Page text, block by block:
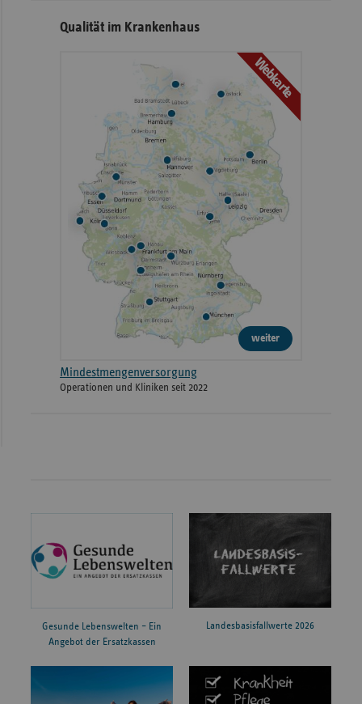
Qualität im Krankenhaus
Webkarte
weiter
Mindestmengenversorgung
Operationen und Kliniken seit 2022
Gesunde Lebenswelten – Ein
Angebot der Ersatzkassen
Landesbasisfallwerte 2026